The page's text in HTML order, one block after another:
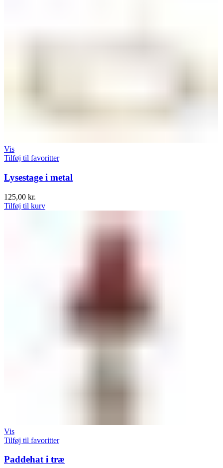
Vis
Tilføj til favoritter
Lysestage i metal
125,00 kr.
Tilføj til kurv
Vis
Tilføj til favoritter
Paddehat i træ